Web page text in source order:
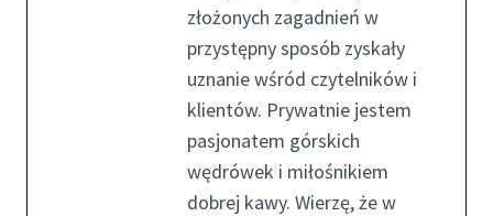
złożonych zagadnień w
przystępny sposób zyskały
uznanie wśród czytelników i
klientów. Prywatnie jestem
pasjonatem górskich
wędrówek i miłośnikiem
dobrej kawy. Wierzę, że w